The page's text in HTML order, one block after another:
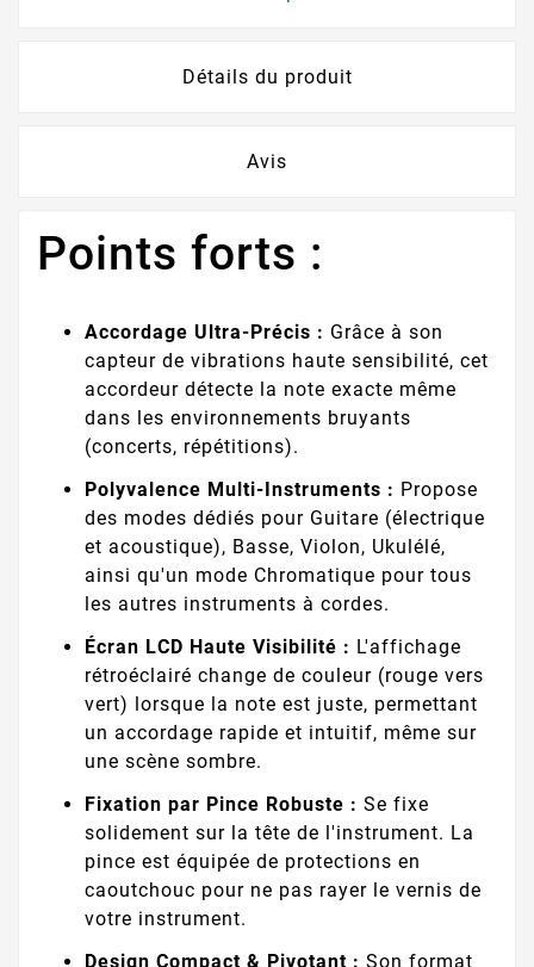
Détails du produit
Avis
Points forts :
Accordage Ultra-Précis : Grâce à son
capteur de vibrations haute sensibilité, cet
accordeur détecte la note exacte même
dans les environnements bruyants
(concerts, répétitions).
Polyvalence Multi-Instruments : Propose
des modes dédiés pour Guitare (électrique
et acoustique), Basse, Violon, Ukulélé,
ainsi qu'un mode Chromatique pour tous
les autres instruments à cordes.
Écran LCD Haute Visibilité : L'affichage
rétroéclairé change de couleur (rouge vers
vert) lorsque la note est juste, permettant
un accordage rapide et intuitif, même sur
une scène sombre.
Fixation par Pince Robuste : Se fixe
solidement sur la tête de l'instrument. La
pince est équipée de protections en
caoutchouc pour ne pas rayer le vernis de
votre instrument.
Design Compact & Pivotant : Son format